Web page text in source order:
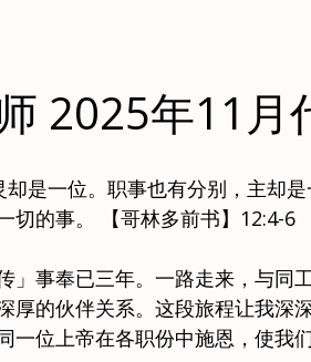
2025年11月
是一位。职事也有分别，主却
切的事。 【哥林多前书】12:4-6
」事奉已三年。一路走来，与同
厚的伙伴关系。这段旅程让我
一位上帝在各职份中施恩，使我